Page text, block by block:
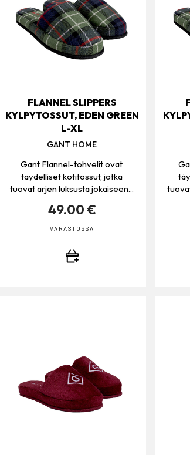
FLANNEL SLIPPERS
KYLPYTOSSUT, EDEN GREEN
L-XL
GANT HOME
Gant Flannel-tohvelit ovat
täydelliset kotitossut, jotka
tuovat arjen luksusta jokaiseen...
49.00 €
VARASTOSSA